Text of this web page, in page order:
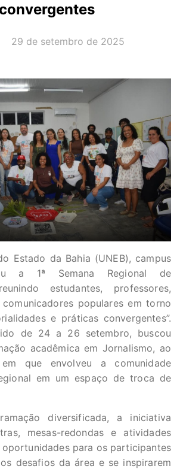
convergentes
DATA:
29 de setembro de 2025
Estado da Bahia (UNEB), campus
a 1ª Semana Regional de
estudantes, professores,
populares em torno
e práticas convergentes”.
de 24 a 26 setembro, buscou
acadêmica em Jornalismo, ao
que envolveu a comunidade
em um espaço de troca de
diversificada, a iniciativa
mesas-redondas e atividades
para os participantes
desafios da área e se inspirarem